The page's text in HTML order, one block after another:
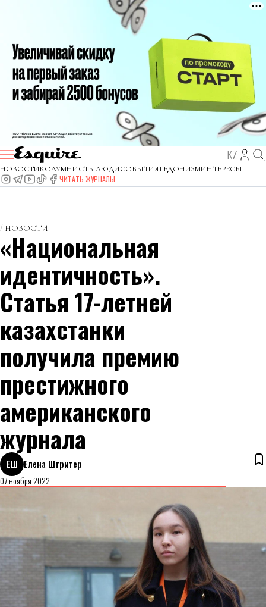
KZ
НОВОСТИКОЛУМНИСТЫЛЮДИСОБЫТИЯГЕДОНИЗМИНТЕРЕСЫ
ЧИТАТЬ ЖУРНАЛЫ
НОВОСТИ
«Национальная
идентичность».
Статья 17-летней
казахстанки
получила премию
престижного
американского
журнала
ЕШ Елена Штритер
07 ноября 2022